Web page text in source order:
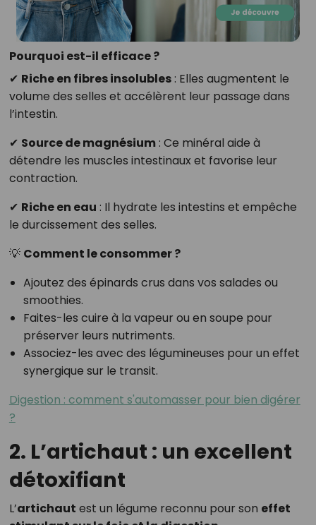
Pourquoi est-il efficace ?
✔ Riche en fibres insolubles: Elles augmentent le
volume des selles et accélèrent leur passage dans
l’intestin.
✔ Source de magnésium: Ce minéral aide à
détendre les muscles intestinaux et favorise leur
contraction.
✔ Riche en eau : Il hydrate les intestins et empêche
le durcissement des selles.
💡 Comment le consommer ?
Ajoutez des épinards crus dans vos salades ou
smoothies.
Faites-les cuire à la vapeur ou en soupe pour
préserver leurs nutriments.
Associez-les avec des légumineuses pour un effet
synergique sur le transit.
Digestion : comment s'automasser pour bien digérer
?
2. L’artichaut : un excellent
détoxifiant
L’artichaut est un légume reconnu pour son effet